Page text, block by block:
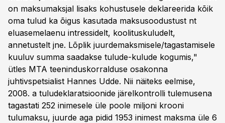
on maksumaksjal lisaks kohustusele deklareerida kõik
oma tulud ka õigus kasutada maksusoodustust nt
eluasemelaenu intressidelt, koolituskuludelt,
annetustelt jne. Lõplik juurdemaksmisele/tagastamisele
kuuluv summa saadakse tulude-kulude kogumis,"
ütles MTA teeninduskorralduse osakonna
juhtivspetsialist Hannes Udde. Nii näiteks eelmise,
2008. a tuludeklaratsioonide järelkontrolli tulemusena
tagastati 252 inimesele üle poole miljoni krooni
tulumaksu, juurde aga pidid 1953 inimest maksma üle 6